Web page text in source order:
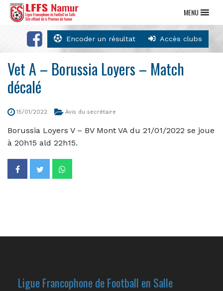
Encoder un résultat Accès clubs
MENU
Vet A – Borussia Loyers – Match
décalé
15/01/2022 Avis du secrétaire
Borussia Loyers V – BV Mont VA du 21/01/2022 se joue
à 20h15 ald 22h15.
Ligue Francophone de Football en Salle